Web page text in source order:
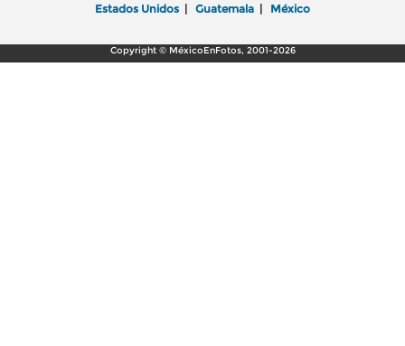
Estados Unidos | Guatemala | México
Copyright © MéxicoEnFotos, 2001-2026